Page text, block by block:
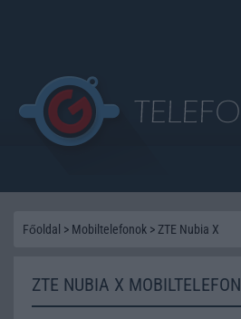
Főoldal > Mobiltelefonok > ZTE Nubia X
ZTE NUBIA X MOBILTELEFON